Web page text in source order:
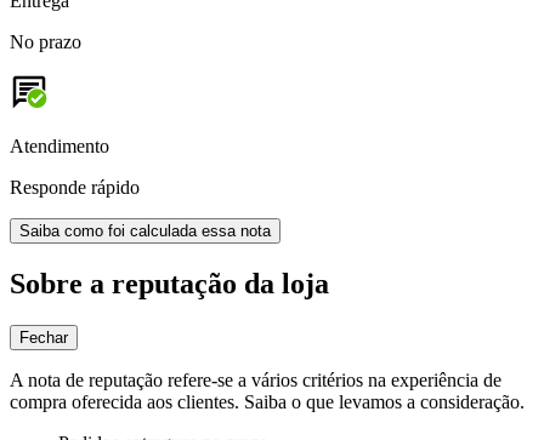
No prazo
Atendimento
Responde rápido
Saiba como foi calculada essa nota
Sobre a reputação da loja
Fechar
A nota de reputação refere-se a vários critérios na experiência de
compra oferecida aos clientes. Saiba o que levamos a consideração.